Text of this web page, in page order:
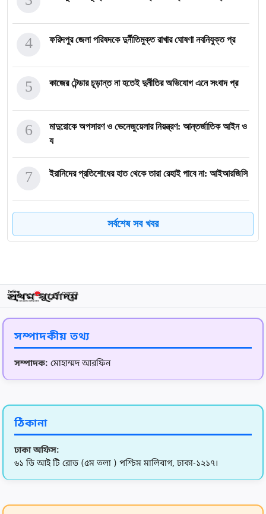
ফরিদপুর জেলা পরিষদকে দুর্নীতিমুক্ত রাখার ঘোষণা নবনিযুক্ত প্র
4
কাজের টেন্ডার চূড়ান্ত না হতেই দুর্নীতির অভিযোগ এনে সংবাদ প্র
5
মাদুরোকে অপসারণ ও ভেনেজুয়েলার নিয়ন্ত্রণ: আন্তর্জাতিক আইন ও
য
6
ইরানিদের প্রতিশোধের হাত থেকে তারা রেহাই পাবে না: আইআরজিসি
7
২৬ জুন চীনের প্রেসিডেন্টের সঙ্গে তারেক রহমানের বৈঠক
যানজট নিরসনে নতুন আশার আলো: মেট্রোরেলের রুট সম্প্রসারণ ও
বর্
10
নির্বাচিত সংসদই দেশকে এগিয়ে নেবে : স্পিকার
11
কমলো স্বর্ণের দাম ॥ ভরি ২ লাখ ২৮ হাজার টাকা
13
বিশ্বকাপের আগে মেসির জোড়া গোল
14
সর্বশেষ সব খবর
সম্পাদকীয় তথ্য
সম্পাদক: মোহাম্মদ আরফিন
ঠিকানা
ঢাকা অফিস:
৬১ ডি আই টি রোড (৫ম তলা ) পশ্চিম মালিবাগ, ঢাকা-১২১৭।